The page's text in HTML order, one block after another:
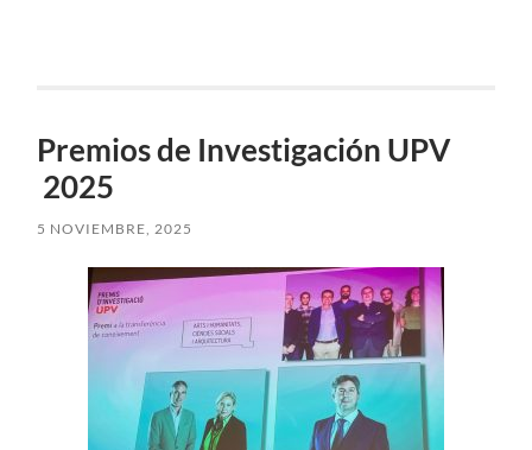
Premios de Investigación UPV
2025
5 NOVIEMBRE, 2025